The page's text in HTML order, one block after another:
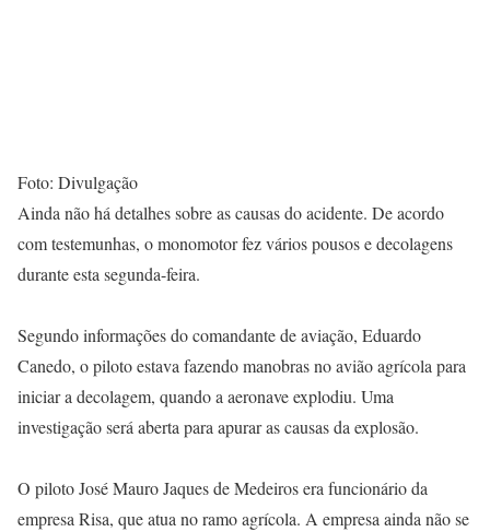
Foto: Divulgação
Ainda não há detalhes sobre as causas do acidente. De acordo
com testemunhas, o monomotor fez vários pousos e decolagens
durante esta segunda-feira.
Segundo informações do comandante de aviação, Eduardo
Canedo, o piloto estava fazendo manobras no avião agrícola para
iniciar a decolagem, quando a aeronave explodiu. Uma
investigação será aberta para apurar as causas da explosão.
O piloto José Mauro Jaques de Medeiros era funcionário da
empresa Risa, que atua no ramo agrícola. A empresa ainda não se